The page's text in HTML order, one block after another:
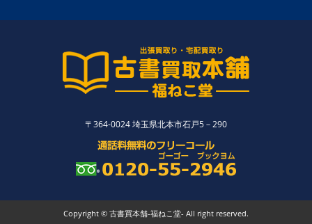
〒364-0024 埼玉県北本市石戸5－290
Copyright © 古書買本舗-福ねこ堂- All right reserved.